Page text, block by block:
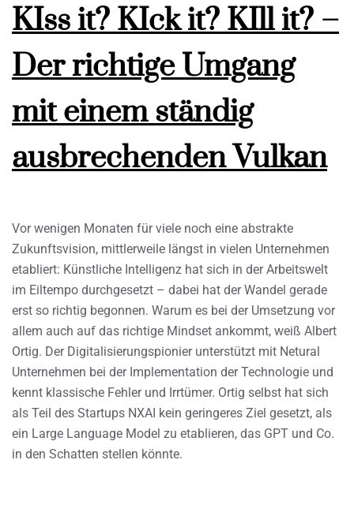
KIss it? KIck it? KIll it? –
Der richtige Umgang
mit einem ständig
ausbrechenden Vulkan
Vor wenigen Monaten für viele noch eine abstrakte
Zukunftsvision, mittlerweile längst in vielen Unternehmen
etabliert: Künstliche Intelligenz hat sich in der Arbeitswelt
im Eiltempo durchgesetzt – dabei hat der Wandel gerade
erst so richtig begonnen. Warum es bei der Umsetzung vor
allem auch auf das richtige Mindset ankommt, weiß Albert
Ortig. Der Digitalisierungspionier unterstützt mit Netural
Unternehmen bei der Implementation der Technologie und
kennt klassische Fehler und Irrtümer. Ortig selbst hat sich
als Teil des Startups NXAI kein geringeres Ziel gesetzt, als
ein Large Language Model zu etablieren, das GPT und Co.
in den Schatten stellen könnte.